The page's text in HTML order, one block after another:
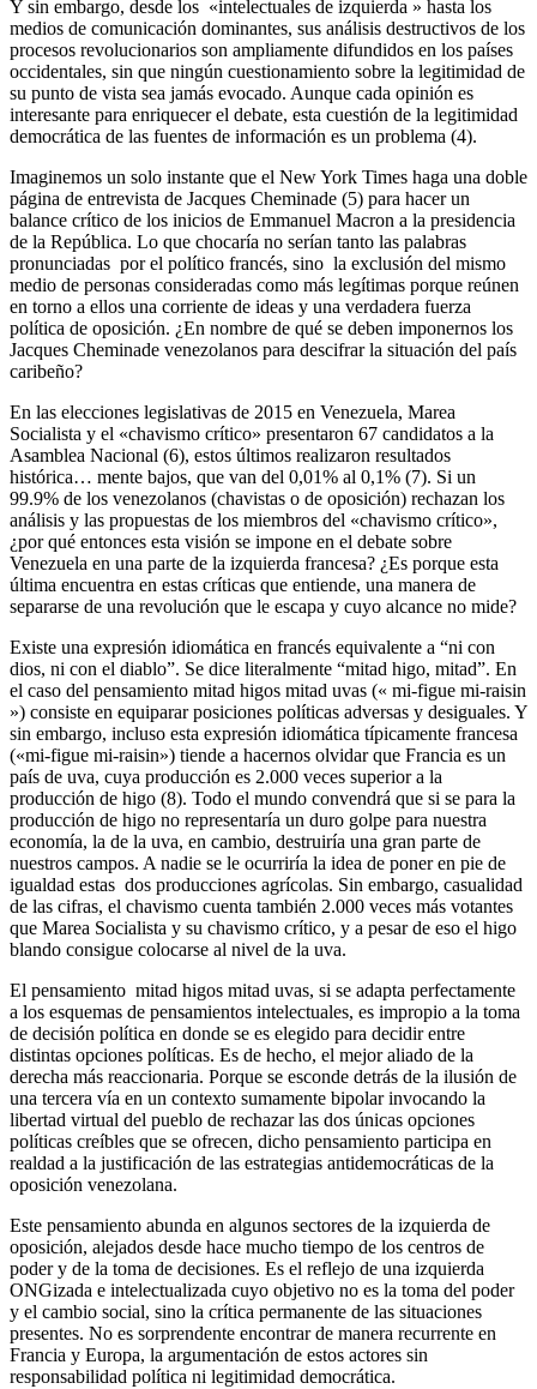
Y sin embargo, desde los «intelectuales de izquierda » hasta los
medios de comunicación dominantes, sus análisis destructivos de los
procesos revolucionarios son ampliamente difundidos en los países
occidentales, sin que ningún cuestionamiento sobre la legitimidad de
su punto de vista sea jamás evocado. Aunque cada opinión es
interesante para enriquecer el debate, esta cuestión de la legitimidad
democrática de las fuentes de información es un problema (4).
Imaginemos un solo instante que el New York Times haga una doble
página de entrevista de Jacques Cheminade (5) para hacer un
balance crítico de los inicios de Emmanuel Macron a la presidencia
de la República. Lo que chocaría no serían tanto las palabras
pronunciadas por el político francés, sino la exclusión del mismo
medio de personas consideradas como más legítimas porque reúnen
en torno a ellos una corriente de ideas y una verdadera fuerza
política de oposición. ¿En nombre de qué se deben imponernos los
Jacques Cheminade venezolanos para descifrar la situación del país
caribeño?
En las elecciones legislativas de 2015 en Venezuela, Marea
Socialista y el «chavismo crítico» presentaron 67 candidatos a la
Asamblea Nacional (6), estos últimos realizaron resultados
histórica… mente bajos, que van del 0,01% al 0,1% (7). Si un
99.9% de los venezolanos (chavistas o de oposición) rechazan los
análisis y las propuestas de los miembros del «chavismo crítico»,
¿por qué entonces esta visión se impone en el debate sobre
Venezuela en una parte de la izquierda francesa? ¿Es porque esta
última encuentra en estas críticas que entiende, una manera de
separarse de una revolución que le escapa y cuyo alcance no mide?
Existe una expresión idiomática en francés equivalente a “ni con
dios, ni con el diablo”. Se dice literalmente “mitad higo, mitad”. En
el caso del pensamiento mitad higos mitad uvas (« mi-figue mi-raisin
») consiste en equiparar posiciones políticas adversas y desiguales. Y
sin embargo, incluso esta expresión idiomática típicamente francesa
(«mi-figue mi-raisin») tiende a hacernos olvidar que Francia es un
país de uva, cuya producción es 2.000 veces superior a la
producción de higo (8). Todo el mundo convendrá que si se para la
producción de higo no representaría un duro golpe para nuestra
economía, la de la uva, en cambio, destruiría una gran parte de
nuestros campos. A nadie se le ocurriría la idea de poner en pie de
igualdad estas dos producciones agrícolas. Sin embargo, casualidad
de las cifras, el chavismo cuenta también 2.000 veces más votantes
que Marea Socialista y su chavismo crítico, y a pesar de eso el higo
blando consigue colocarse al nivel de la uva.
El pensamiento mitad higos mitad uvas, si se adapta perfectamente
a los esquemas de pensamientos intelectuales, es impropio a la toma
de decisión política en donde se es elegido para decidir entre
distintas opciones políticas. Es de hecho, el mejor aliado de la
derecha más reaccionaria. Porque se esconde detrás de la ilusión de
una tercera vía en un contexto sumamente bipolar invocando la
libertad virtual del pueblo de rechazar las dos únicas opciones
políticas creíbles que se ofrecen, dicho pensamiento participa en
realdad a la justificación de las estrategias antidemocráticas de la
oposición venezolana.
Este pensamiento abunda en algunos sectores de la izquierda de
oposición, alejados desde hace mucho tiempo de los centros de
poder y de la toma de decisiones. Es el reflejo de una izquierda
ONGizada e intelectualizada cuyo objetivo no es la toma del poder
y el cambio social, sino la crítica permanente de las situaciones
presentes. No es sorprendente encontrar de manera recurrente en
Francia y Europa, la argumentación de estos actores sin
responsabilidad política ni legitimidad democrática.